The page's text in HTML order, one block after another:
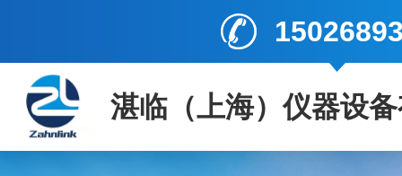
湛临（上海）仪器设